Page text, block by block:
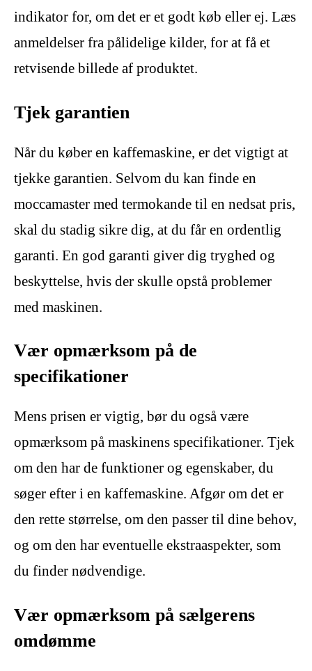
indikator for, om det er et godt køb eller ej. Læs
anmeldelser fra pålidelige kilder, for at få et
retvisende billede af produktet.
Tjek garantien
Når du køber en kaffemaskine, er det vigtigt at
tjekke garantien. Selvom du kan finde en
moccamaster med termokande til en nedsat pris,
skal du stadig sikre dig, at du får en ordentlig
garanti. En god garanti giver dig tryghed og
beskyttelse, hvis der skulle opstå problemer
med maskinen.
Vær opmærksom på de
specifikationer
Mens prisen er vigtig, bør du også være
opmærksom på maskinens specifikationer. Tjek
om den har de funktioner og egenskaber, du
søger efter i en kaffemaskine. Afgør om det er
den rette størrelse, om den passer til dine behov,
og om den har eventuelle ekstraaspekter, som
du finder nødvendige.
Vær opmærksom på sælgerens
omdømme